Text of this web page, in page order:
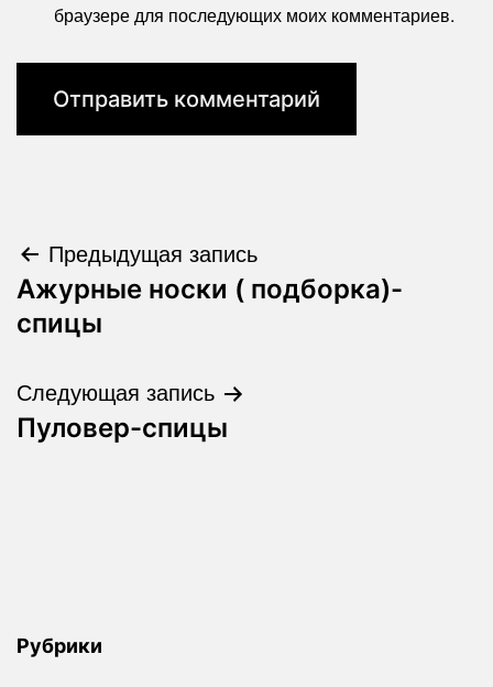
браузере для последующих моих комментариев.
Навигация
по
Предыдущая запись
Ажурные носки ( подборка)-
спицы
Следующая запись
Пуловер-спицы
Рубрики